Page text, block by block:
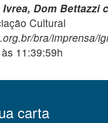
Dom Bettazzi
Cultural
bra/imprensa/
11:39:59h
carta